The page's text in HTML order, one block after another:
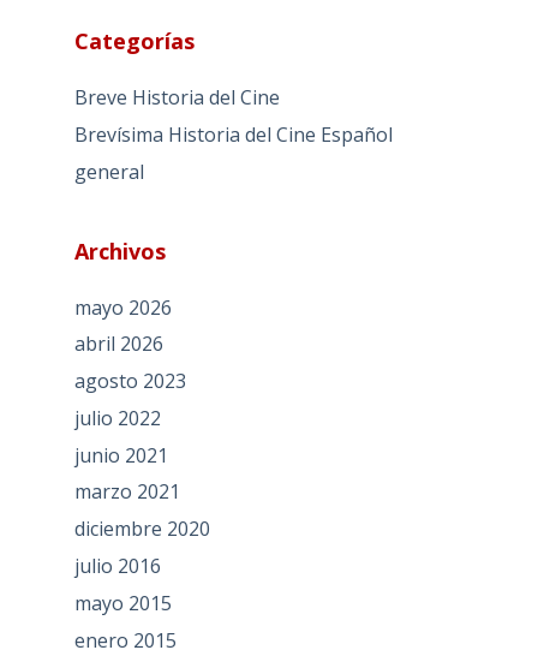
Categorías
Breve Historia del Cine
Brevísima Historia del Cine Español
general
Archivos
mayo 2026
abril 2026
agosto 2023
julio 2022
junio 2021
marzo 2021
diciembre 2020
julio 2016
mayo 2015
enero 2015